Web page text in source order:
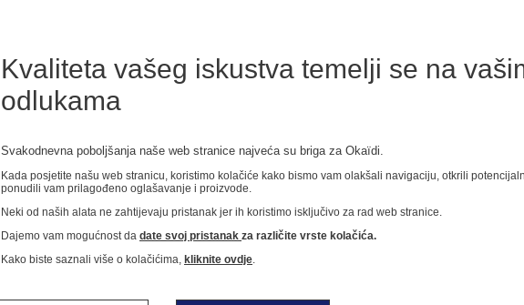
Kvaliteta vašeg iskustva temelji se na
odlukama
Svakodnevna poboljšanja naše web stranice najveća su briga za Okaïdi.
Kada posjetite našu web stranicu, koristimo kolačiće kako bismo vam olakšali navigaciju, otkrili
ponudili vam prilagođeno oglašavanje i proizvode.
Neki od naših alata ne zahtijevaju pristanak jer ih koristimo isključivo za rad web stranice.
Dajemo vam mogućnost da date svoj pristanak za različite vrste kolačića.
Kako biste saznali više o kolačićima, kliknite ovdje.